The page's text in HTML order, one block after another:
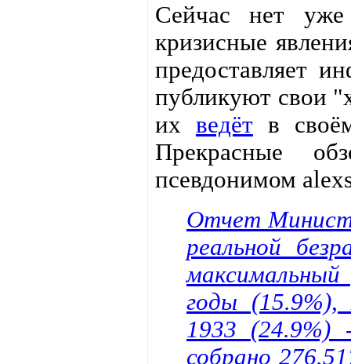
Сейчас нет уже
кризисные
предоставляет
публикуют свои
их ведётв
Прекрасные
псевдонимом
Отчет
реальной
годы (15.9%),
1933
собрано